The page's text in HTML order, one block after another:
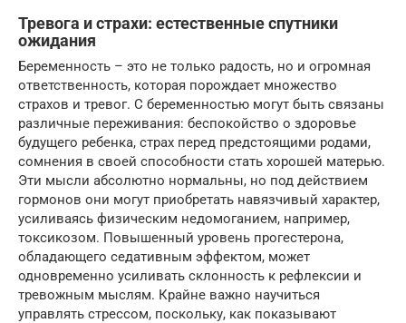
Тревога и страхи: естественные спутники
ожидания
Беременность – это не только радость, но и огромная
ответственность, которая порождает множество
страхов и тревог. С беременностью могут быть связаны
различные переживания: беспокойство о здоровье
будущего ребенка, страх перед предстоящими родами,
сомнения в своей способности стать хорошей матерью.
Эти мысли абсолютно нормальны, но под действием
гормонов они могут приобретать навязчивый характер,
усиливаясь физическим недомоганием, например,
токсикозом. Повышенный уровень прогестерона,
обладающего седативным эффектом, может
одновременно усиливать склонность к рефлексии и
тревожным мыслям. Крайне важно научиться
управлять стрессом, поскольку, как показывают